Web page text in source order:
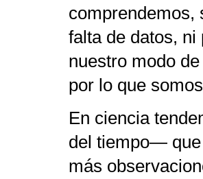
comprendemos,
falta de datos,
nuestro modo
por lo que
En ciencia
del tiempo— que
más